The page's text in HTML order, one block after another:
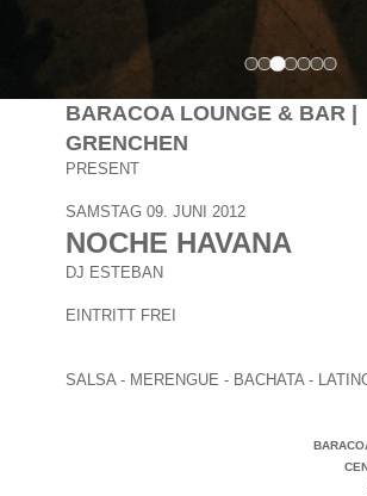
BARACOA LOUNGE & BAR |
GRENCHEN
PRESENT
SAMSTAG 09. JUNI 2012
NOCHE HAVANA
DJ ESTEBAN
EINTRITT FREI
SALSA - MERENGUE - BACHATA -